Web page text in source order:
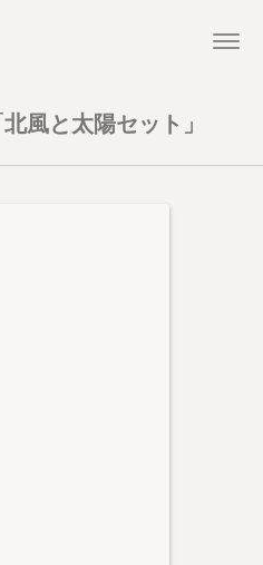
風と太陽セット」